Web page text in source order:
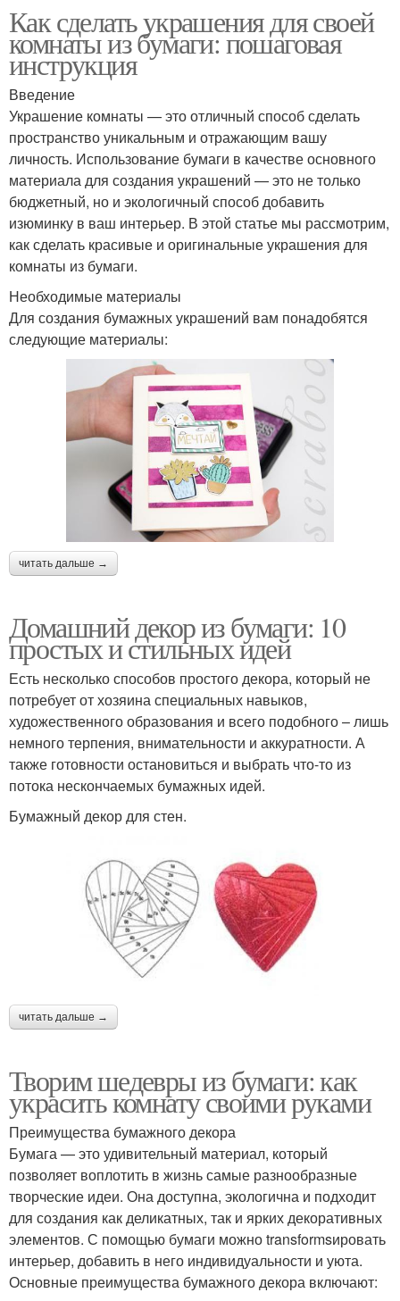
Как сделать украшения для своей
комнаты из бумаги: пошаговая
инструкция
Введение
Украшение комнаты — это отличный способ сделать
пространство уникальным и отражающим вашу
личность. Использование бумаги в качестве основного
материала для создания украшений — это не только
бюджетный, но и экологичный способ добавить
изюминку в ваш интерьер. В этой статье мы рассмотрим,
как сделать красивые и оригинальные украшения для
комнаты из бумаги.
Необходимые материалы
Для создания бумажных украшений вам понадобятся
следующие материалы:
читать дальше →
Домашний декор из бумаги: 10
простых и стильных идей
Есть несколько способов простого декора, который не
потребует от хозяина специальных навыков,
художественного образования и всего подобного – лишь
немного терпения, внимательности и аккуратности. А
также готовности остановиться и выбрать что-то из
потока нескончаемых бумажных идей.
Бумажный декор для стен.
читать дальше →
Творим шедевры из бумаги: как
украсить комнату своими руками
Преимущества бумажного декора
Бумага — это удивительный материал, который
позволяет воплотить в жизнь самые разнообразные
творческие идеи. Она доступна, экологична и подходит
для создания как деликатных, так и ярких декоративных
элементов. С помощью бумаги можно transformsировать
интерьер, добавить в него индивидуальности и уюта.
Основные преимущества бумажного декора включают: